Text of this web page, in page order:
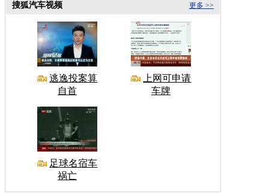
更多 >>
搜狐汽车视频
逃逸投案算
自首
上网可申请
车牌
足球名宿车
祸亡